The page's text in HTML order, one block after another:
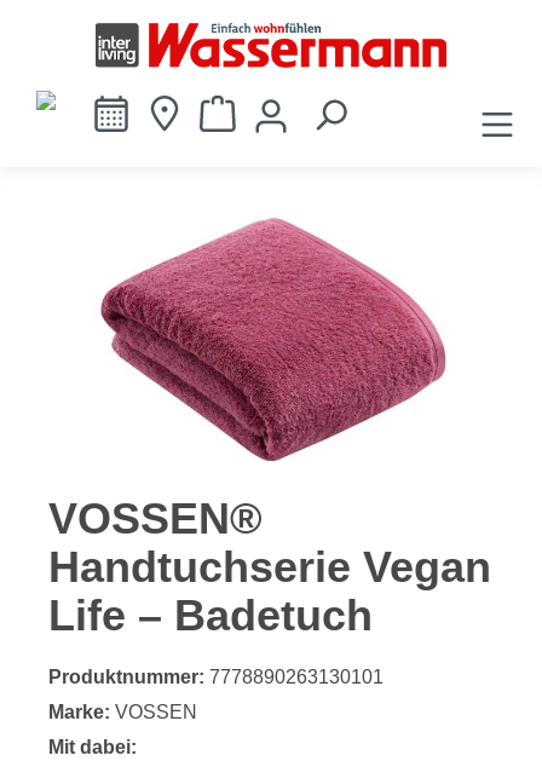
springen
Bildergalerie überspringen
VOSSEN®
Handtuchserie Vegan
Life – Badetuch
Produktnummer: 7778890263130101
Marke: VOSSEN
Mit dabei: